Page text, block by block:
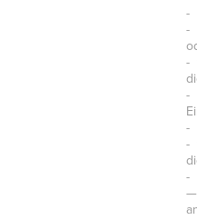
-
-
-
-
-
-
-
—